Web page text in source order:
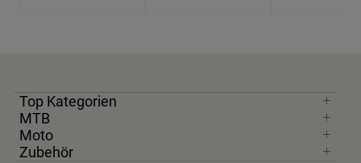
Top Kategorien
MTB
Moto
Zubehör